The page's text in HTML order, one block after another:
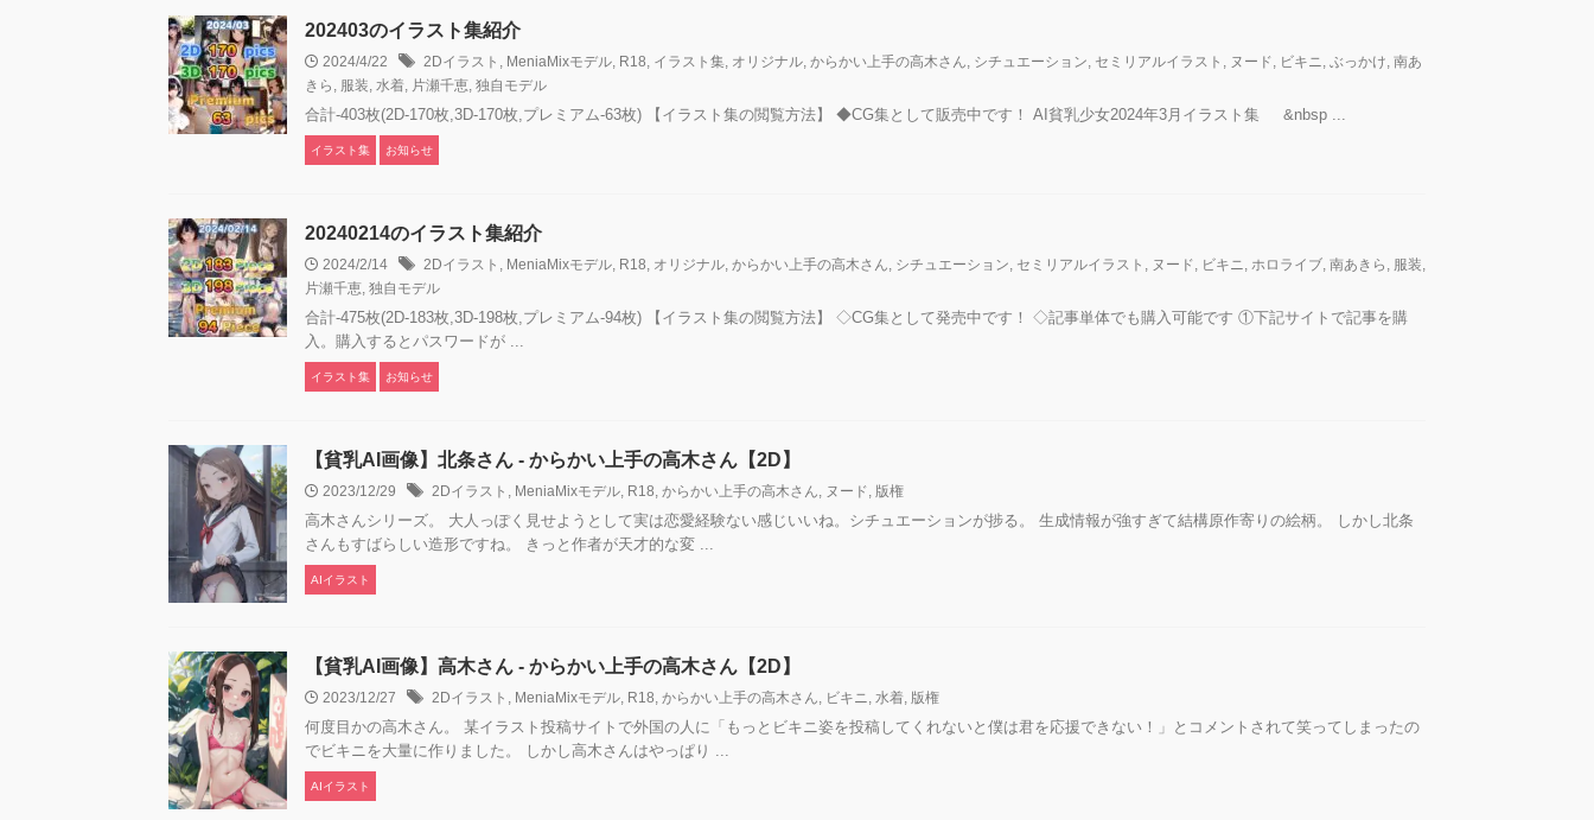
202403のイラスト集紹介
2024/4/22 2Dイラスト MeniaMixモデル R18 イラスト集 オリジナル からかい上手の高木さん シチュエーション セミリアルイラスト ヌード ビキニ ぶっかけ 南あ
きら
服装 水着 片瀬千恵 独自モデル
合計-403枚(2D-170枚,3D-170枚,プレミアム-63枚) 【イラスト集の閲覧方法】 ◆CG集として販売中です！ AI貧乳少女2024年3月イラスト集 &nbsp ...
イラスト集 お知らせ
20240214のイラスト集紹介
2024/2/14 2Dイラスト MeniaMixモデル R18 オリジナル からかい上手の高木さん シチュエーション セミリアルイラスト ヌード ビキニ ホロライブ 南あきら 服装
片瀬千恵 独自モデル
合計-475枚(2D-183枚,3D-198枚,プレミアム-94枚) 【イラスト集の閲覧方法】 ◇CG集として発売中です！ ◇記事単体でも購入可能です ①下記サイトで記事を購
入。購入するとパスワードが ...
イラスト集 お知らせ
【貧乳AI画像】北条さん - からかい上手の高木さん【2D】
2023/12/29 2Dイラスト MeniaMixモデル R18 からかい上手の高木さん ヌード 版権
高木さんシリーズ。 大人っぽく見せようとして実は恋愛経験ない感じいいね。シチュエーションが捗る。 生成情報が強すぎて結構原作寄りの絵柄。 しかし北条
さんもすばらしい造形ですね。 きっと作者が天才的な変 ...
AIイラスト
【貧乳AI画像】高木さん - からかい上手の高木さん【2D】
2023/12/27 2Dイラスト , MeniaMixモデル, R18, からかい上手の高木さん, ビキニ, 水着, 版権
何度目かの高木さん。 某イラスト投稿サイトで外国の人に「もっとビキニ姿を投稿してくれないと僕は君を応援できない！」とコメントされて笑ってしまったの
でビキニを大量に作りました。 しかし高木さんはやっぱり ...
AIイラスト